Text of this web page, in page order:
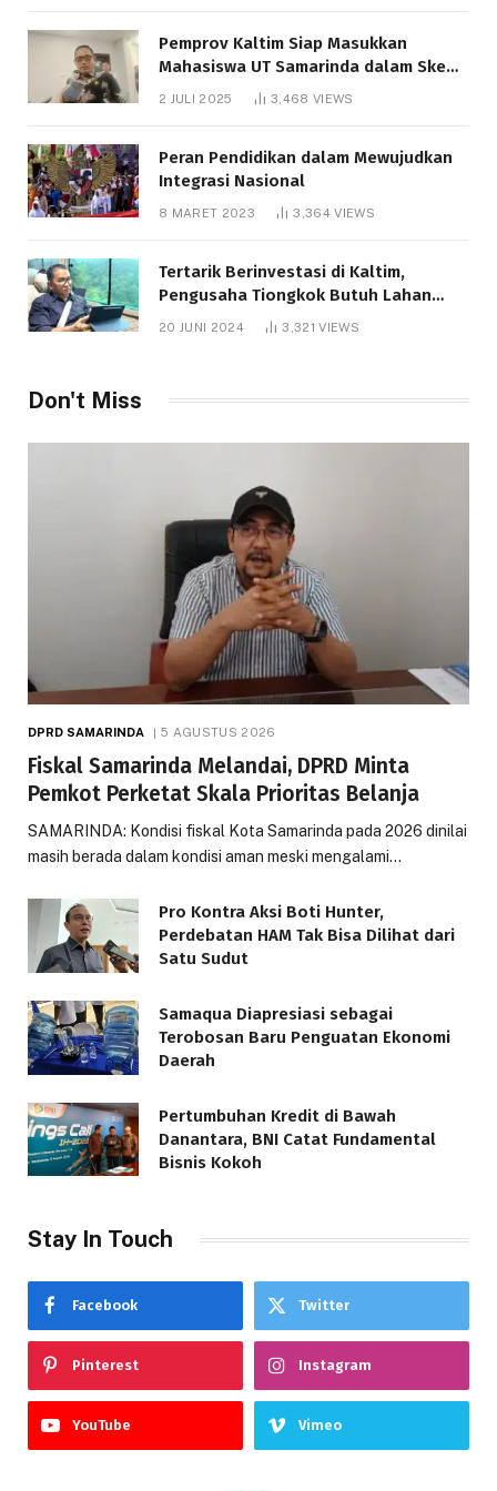
Pemprov Kaltim Siap Masukkan
Mahasiswa UT Samarinda dalam Skema
Bantuan Pendidikan Gratispol
2 JULI 2025 3,468 VIEWS
Peran Pendidikan dalam Mewujudkan
Integrasi Nasional
8 MARET 2023 3,364VIEWS
Tertarik Berinvestasi di Kaltim,
Pengusaha Tiongkok Butuh Lahan
20 JUNI 2024 3,321VIEWS
Don't Miss
DPRD SAMARINDA 5 AGUSTUS 2026
Fiskal Samarinda Melandai, DPRD Minta
Pemkot Perketat Skala Prioritas Belanja
SAMARINDA: Kondisi fiskal Kota Samarinda pada 2026 dinilai
masih berada dalam kondisi aman meski mengalami…
Pro Kontra Aksi Boti Hunter,
Perdebatan HAM Tak Bisa Dilihat dari
Satu Sudut
Samaqua Diapresiasi sebagai
Terobosan Baru Penguatan Ekonomi
Daerah
Pertumbuhan Kredit di Bawah
Danantara, BNI Catat Fundamental
Bisnis Kokoh
Stay In Touch
Facebook Twitter
Pinterest Instagram
YouTube Vimeo